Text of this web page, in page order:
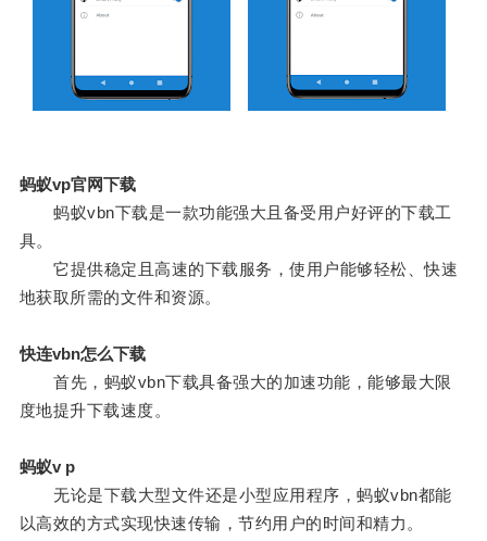
蚂蚁vp官网下载
蚂蚁vbn下载是一款功能强大且备受用户好评的下载工
具。
它提供稳定且高速的下载服务，使用户能够轻松、快速
地获取所需的文件和资源。
快连vbn怎么下载
首先，蚂蚁vbn下载具备强大的加速功能，能够最大限
度地提升下载速度。
蚂蚁v p
无论是下载大型文件还是小型应用程序，蚂蚁vbn都能
以高效的方式实现快速传输，节约用户的时间和精力。